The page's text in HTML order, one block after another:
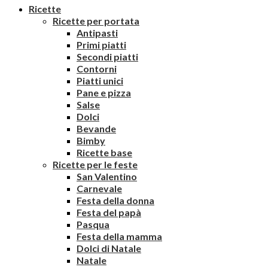
Ricette
Ricette per portata
Antipasti
Primi piatti
Secondi piatti
Contorni
Piatti unici
Pane e pizza
Salse
Dolci
Bevande
Bimby
Ricette base
Ricette per le feste
San Valentino
Carnevale
Festa della donna
Festa del papà
Pasqua
Festa della mamma
Dolci di Natale
Natale